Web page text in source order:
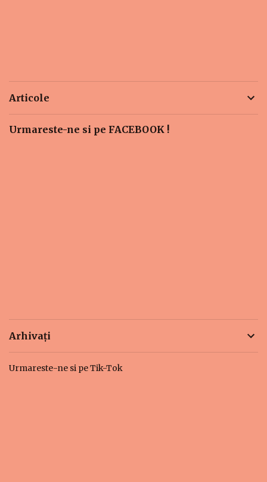
Articole
Urmareste-ne si pe FACEBOOK !
Arhivați
Urmareste-ne si pe Tik-Tok